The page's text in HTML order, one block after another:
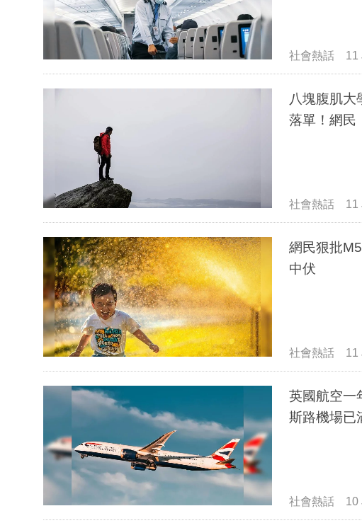
社會熱話 11
八塊腹肌大
落單！網民
社會熱話 11
網民狠批
中伏
社會熱話 11
英國航空一年取消
斯路機場已
社會熱話 10